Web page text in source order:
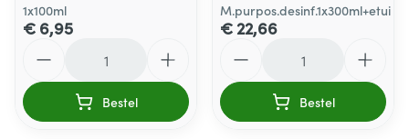
1x100ml
€ 6,95
Bestel
M.purpos.desinf.1x300ml+etui
€ 22,66
Bestel